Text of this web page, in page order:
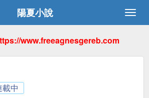
陽夏小說
www.freeagnesgereb.com
載中